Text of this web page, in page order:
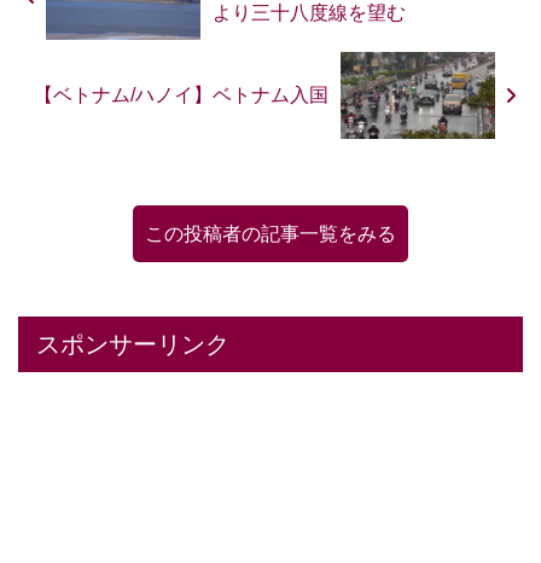
より三十八度線を望む
【ベトナム/ハノイ】ベトナム入国
この投稿者の記事一覧をみる
スポンサーリンク